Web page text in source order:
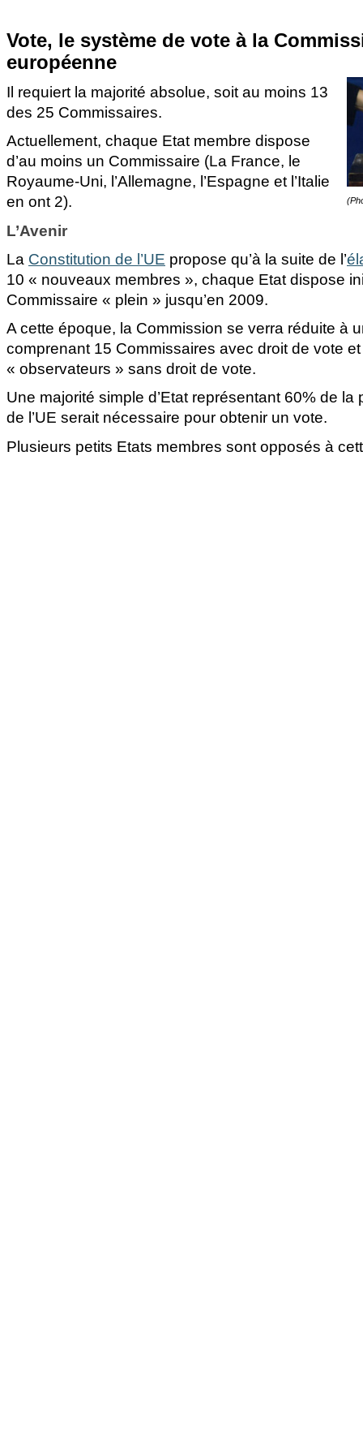
Vote, le système de vote à la
européenne
Il requiert la majorité absolue, soit au moins 13
des 25 Commissaires.
Actuellement, chaque Etat membre dispose
d’au moins un Commissaire (La France, le
Royaume-Uni, l’Allemagne, l’Espagne et l’Italie
en ont 2).
L’Avenir
La Constitution de l’UE propose qu’à la suite de l’
10 « nouveaux membres », chaque Etat dispose
Commissaire « plein » jusqu’en 2009.
A cette époque, la Commission se verra réduite à
comprenant 15 Commissaires avec droit de vote
« observateurs » sans droit de vote.
Une majorité simple d’Etat représentant 60% de la
de l’UE serait nécessaire pour obtenir un vote.
Plusieurs petits Etats membres sont opposés à